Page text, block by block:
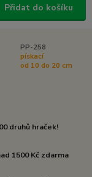
Přidat do košíku
PP-258
pískací
od 10 do 20 cm
druhů hraček!
1500 Kč zdarma